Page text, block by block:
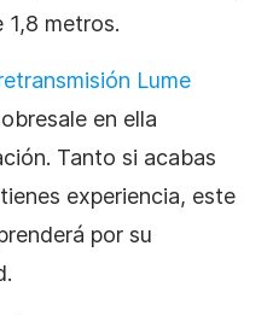
metros.
Lume
en ella
Tanto si acabas
experiencia, este
por su